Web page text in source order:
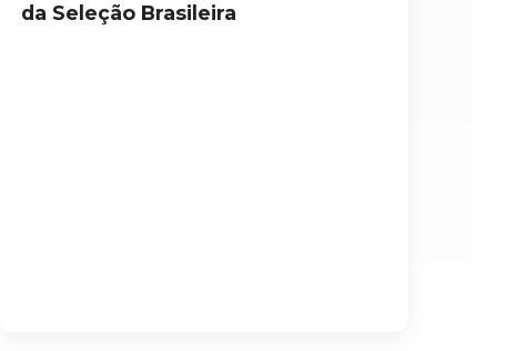
da Seleção Brasileira